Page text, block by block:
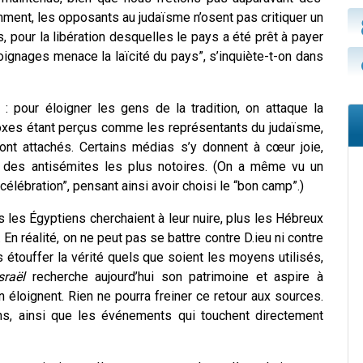
les opposants au judaïsme n’osent pas critiquer un
pour la libération desquelles le pays a été prêt à payer
menace la laïcité du pays”, s’inquiète-t-on dans
: pour éloigner les gens de la tradition, on attaque la
étant perçus comme les représentants du judaïsme,
attachés. Certains médias s’y donnent à cœur joie,
antisémites les plus notoires. (On a même vu un
pensant ainsi avoir choisi le “bon camp”.)
les Égyptiens cherchaient à leur nuire, plus les Hébreux
réalité, on ne peut pas se battre contre D.ieu ni contre
étouffer la vérité quels que soient les moyens utilisés,
recherche aujourd’hui son patrimoine et aspire à
éloignent. Rien ne pourra freiner ce retour aux sources.
ainsi que les événements qui touchent directement